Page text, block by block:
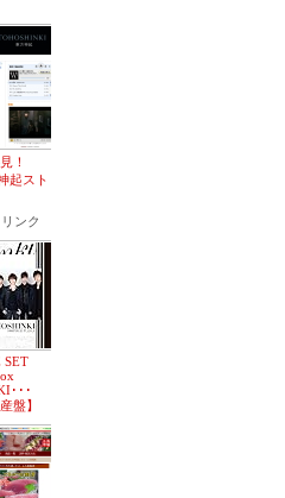
！
起スト
ンク
SET
･･･
盤】